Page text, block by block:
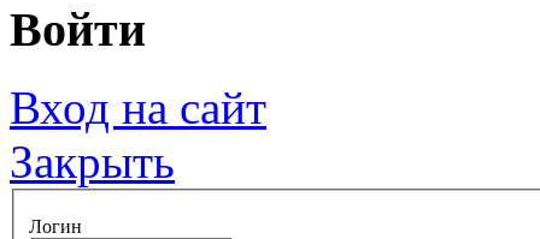
Войти
Вход на сайт
Закрыть
Логин